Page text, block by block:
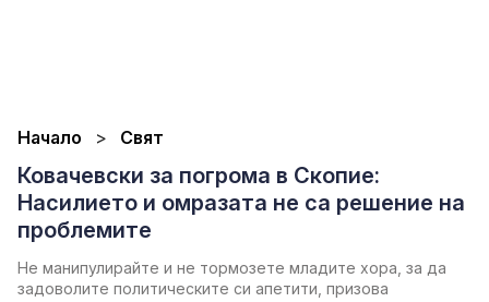
Начало Свят
Ковачевски за погрома в Скопие:
Насилието и омразата не са решение на
проблемите
Не манипулирайте и не тормозете младите хора, за да
задоволите политическите си апетити, призова